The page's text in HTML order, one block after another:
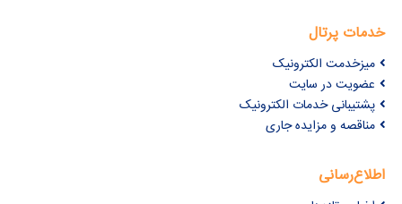
خدمات پرتال
میزخدمت الکترونیک
عضویت در سایت
پشتیبانی خدمات الکترونیک
مناقصه و مزایده جاری
اطلاع‌رسانی